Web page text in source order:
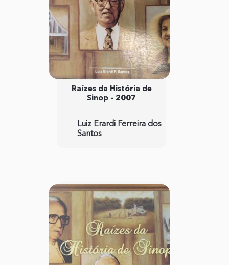
Raízes da História de
Sinop - 2007
Luiz Erardi Ferreira dos
Santos